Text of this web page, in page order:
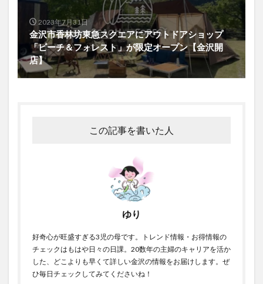
2023年7月31日
金沢市香林坊東急スクエアにアウトドアショップ
「ビーチ＆フォレスト」が限定オープン【金沢開
店】
この記事を書いた人
ゆり
好奇心が旺盛すぎる3児の母です。トレンド情報・お得情報の
チェックはもはや日々の日課。20数年の主婦のキャリアを活か
した、どこよりも早くて詳しい金沢の情報をお届けします。ぜ
ひ毎日チェックしてみてくださいね！